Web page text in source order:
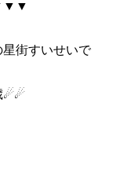
街すいせいで
☄☄